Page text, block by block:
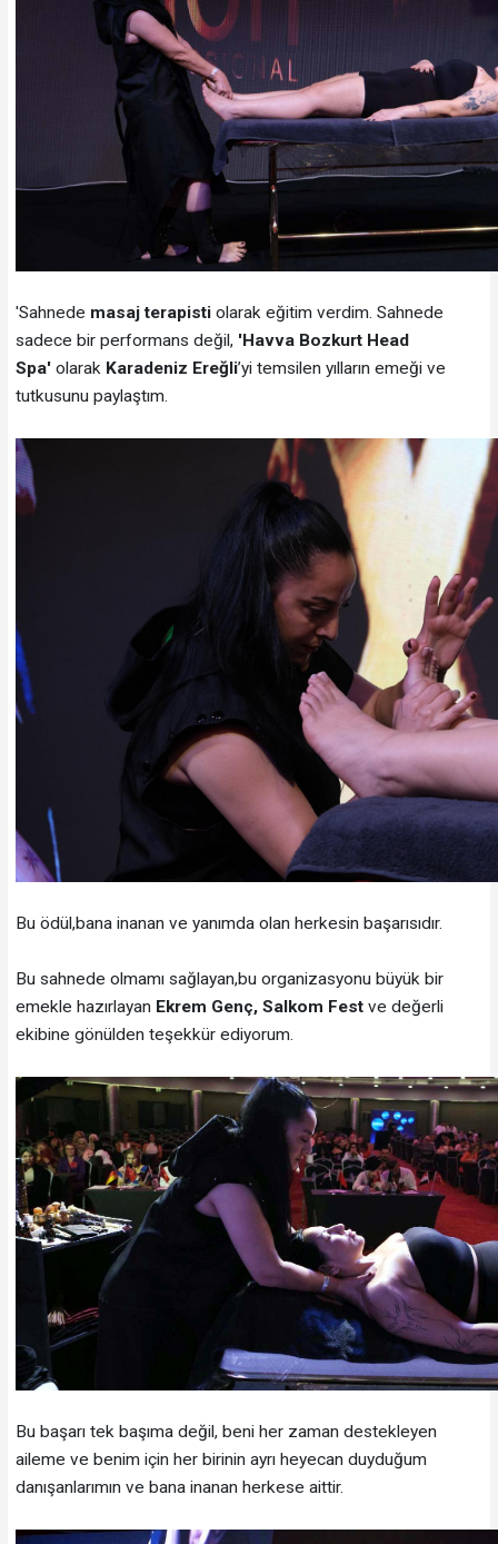
'Sahnede masaj terapistiolarak eğitim verdim. Sahnede
sadece bir performans değil,'Havva Bozkurt Head
Spa'olarakKaradeniz Ereğli’yi temsilen yılların emeği ve
tutkusunu paylaştım.
Bu ödül,bana inanan ve yanımda olan herkesin başarısıdır.
Bu sahnede olmamı sağlayan,bu organizasyonu büyük bir
emekle hazırlayan Ekrem Genç, Salkom Festve değerli
ekibine gönülden teşekkür ediyorum.
Bu başarı tek başıma değil, beni her zaman destekleyen
aileme ve benim için her birinin ayrı heyecan duyduğum
danışanlarımın ve bana inanan herkese aittir.